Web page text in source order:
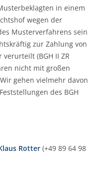
in einem
wegen der
Musterverfahrens sein
zur Zahlung von
(BGH II ZR
nicht mit großen
gehen vielmehr davon
des BGH
Rotter (+49 89 64 98